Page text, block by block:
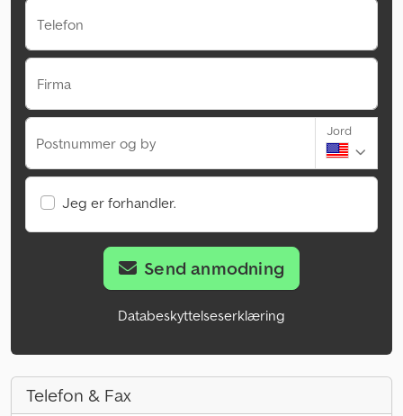
Telefon
Firma
Postnummer og by
Jord
Jeg er forhandler.
Send anmodning
Databeskyttelseserklæring
Telefon & Fax